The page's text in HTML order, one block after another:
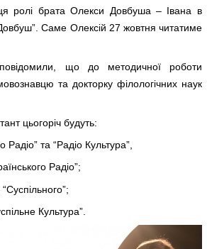
ролі брата Олекси Довбуша – Івана в
Саме Олексій 27 жовтня читатиме
що до методичної роботи
та докторку філологічних наук
цьогоріч будуть:
Радіо” та “Радіо Культура”,
Радіо”;
Культура”.